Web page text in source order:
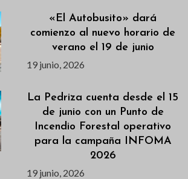
«El Autobusito» dará
comienzo al nuevo horario de
verano el 19 de junio
19 junio, 2026
La Pedriza cuenta desde el 15
de junio con un Punto de
Incendio Forestal operativo
para la campaña INFOMA
2026
19 junio, 2026